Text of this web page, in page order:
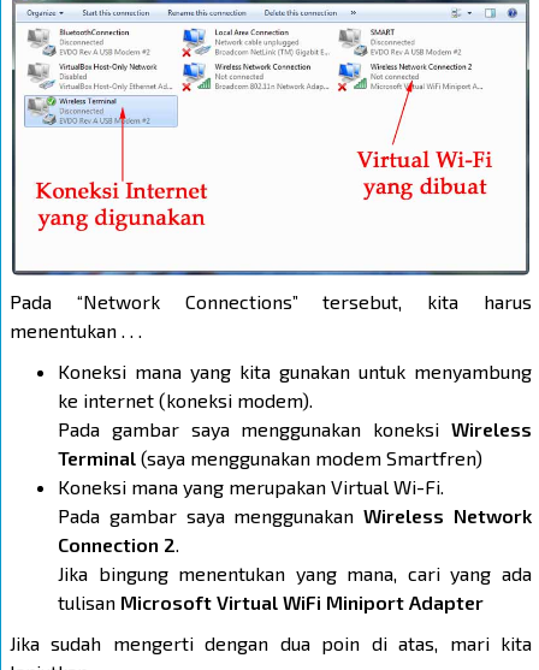
Pada “Network Connections” tersebut, kita harus
menentukan . . .
Koneksi mana yang kita gunakan untuk menyambung
ke internet (koneksi modem).
Pada gambar saya menggunakan koneksi Wireless
Terminal (saya menggunakan modem Smartfren)
Koneksi mana yang merupakan Virtual Wi-Fi.
Pada gambar saya menggunakanWireless Network
Connection 2.
Jika bingung menentukan yang mana, cari yang ada
tulisan Microsoft Virtual WiFi Miniport Adapter
Jika sudah mengerti dengan dua poin di atas, mari kita